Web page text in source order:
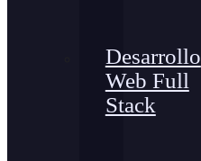
Desarrollo
Web Full
Stack